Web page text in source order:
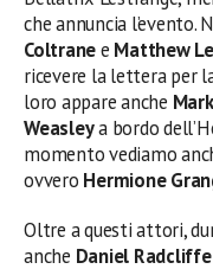
che annuncia l’evento.
Coltranee Matthew
ricevere la lettera per
loro appare anche
Weasleya bordo
momento vediamo
ovvero Hermione
Oltre a questi attori,
anche Daniel